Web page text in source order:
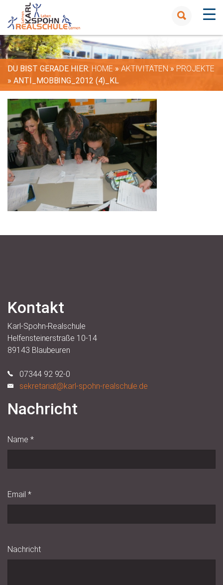
DU BIST GERADE HIER: HOME » AKTIVITÄTEN » PROJEKTE
» ANTI_MOBBING_2012 (4)_KL
Kontakt
Karl-Spohn-Realschule
Helfensteinerstraße 10-14
89143 Blaubeuren
07344 92 92-0
sekretariat@karl-spohn-realschule.de
Nachricht
Name *
Email *
Nachricht